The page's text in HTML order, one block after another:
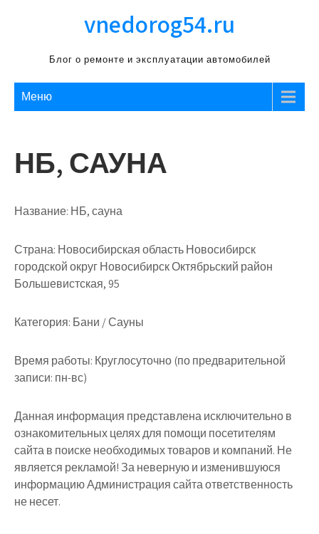
vnedorog54.ru
Блог о ремонте и эксплуатации автомобилей
Меню
НБ, САУНА
Название: НБ, сауна
Страна: Новосибирская область Новосибирск
городской округ Новосибирск Октябрьский район
Большевистская, 95
Категория: Бани / Сауны
Время работы: Круглосуточно (по предварительной
записи: пн-вс)
Данная информация представлена исключительно в
ознакомительных целях для помощи посетителям
сайта в поиске необходимых товаров и компаний. Не
является рекламой! За неверную и изменившуюся
информацию Администрация сайта ответственность
не несет.